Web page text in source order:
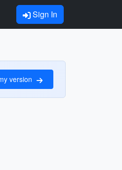
Sign In
version